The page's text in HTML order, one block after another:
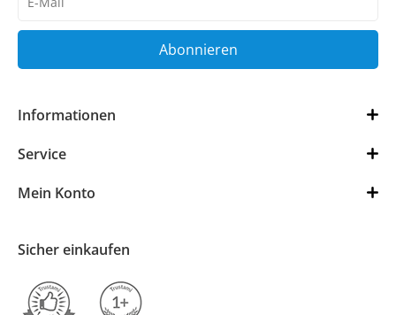
Honig
Abonnieren
Informationen
Service
Mein Konto
Sicher einkaufen